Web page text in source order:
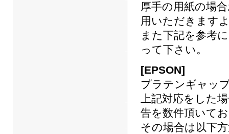
厚手の用紙の場
用いただきます
また下記を参考
って下さい。
[EPSON]
プラテンギャッ
上記対応をした
告を数件頂いて
その場合は以下